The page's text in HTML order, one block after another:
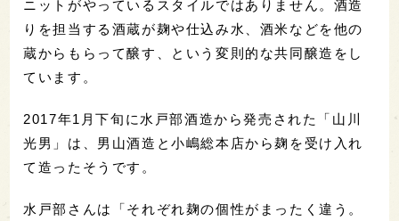
ニットがやっているスタイルではありません。酒造
りを担当する酒蔵が麹や仕込み水、酒米などを他の
蔵からもらって醸す、という変則的な共同醸造をし
ています。
2017年1月下旬に水戸部酒造から発売された「山川
光男」は、男山酒造と小嶋総本店から麹を受け入れ
て造ったそうです。
水戸部さんは「それぞれ麹の個性がまったく違う。